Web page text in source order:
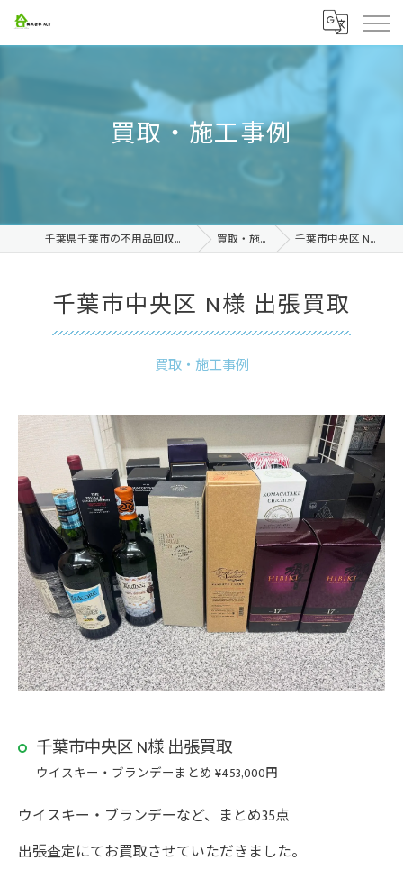
買取・施工事例
千葉県千葉市の不用品回収なら株式会社ACT 買取・施工事例 千葉市中央区 N様 出張買取
買取・施工事例
千葉市中央区 N様 出張買取
千葉市中央区 N様 出張買取
ウイスキー・ブランデーまとめ ¥453,000円
ウイスキー・ブランデーなど、まとめ35点
出張査定にてお買取させていただきました。